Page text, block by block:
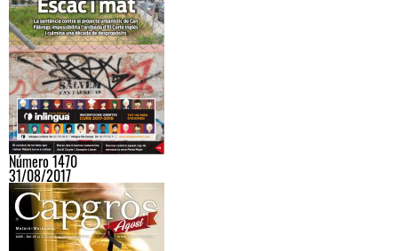
Número 1470
31/08/2017